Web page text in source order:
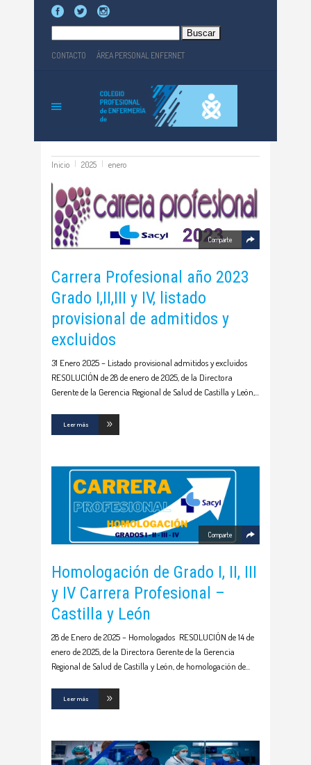
CONTACTO ÁREA PERSONAL ENFERNET
Inicio 2025 enero
Comparte
Carrera Profesional año 2023
Grado I,II,III y IV, listado
provisional de admitidos y
excluidos
31 Enero 2025 – Listado provisional admitidos y excluidos
RESOLUCIÓN de 28 de enero de 2025, de la Directora
Gerente de la Gerencia Regional de Salud de Castilla y León,
Leer más
Comparte
Homologación de Grado I, II, III
y IV Carrera Profesional –
Castilla y León
28 de Enero de 2025 – Homologados RESOLUCIÓN de 14 de
enero de 2025, de la Directora Gerente de la Gerencia
Regional de Salud de Castilla y León, de homologación de
Leer más